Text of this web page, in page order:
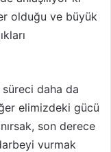
olduğu ve büyük
daha da
elimizdeki gücü
son derece
vurmak